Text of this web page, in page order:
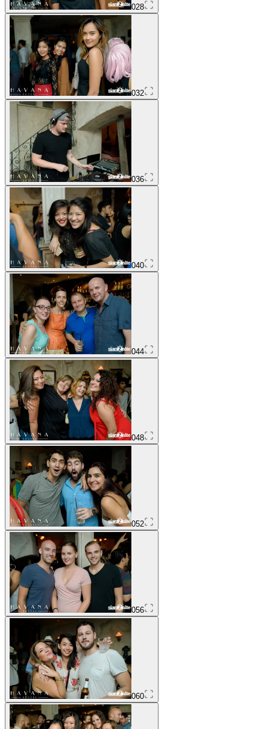
028
032
036
040
044
048
052
056
060